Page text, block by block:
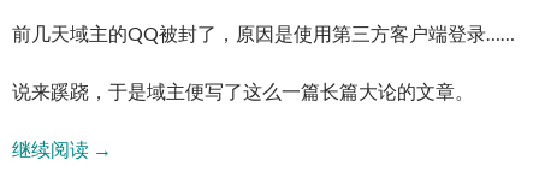
前几天域主的QQ被封了，原因是使用第三方客户端登录……
说来蹊跷，于是域主便写了这么一篇长篇大论的文章。
继续阅读一次QQ永封的经历
→